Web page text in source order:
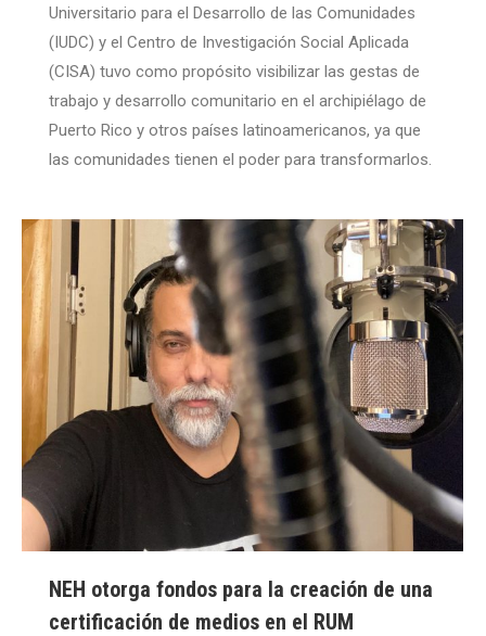
Universitario para el Desarrollo de las Comunidades
(IUDC) y el Centro de Investigación Social Aplicada
(CISA) tuvo como propósito visibilizar las gestas de
trabajo y desarrollo comunitario en el archipiélago de
Puerto Rico y otros países latinoamericanos, ya que
las comunidades tienen el poder para transformarlos.
NEH otorga fondos para la creación de una
certificación de medios en el RUM